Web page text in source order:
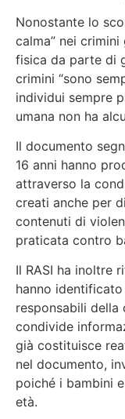
Nonostante lo
calma” nei
fisica da parte di
crimini “sono
individui sempre
umana non ha
Il documento
16 anni hanno
attraverso la
creati anche per
contenuti di
praticata contro
Il RASI ha inoltre
hanno
responsabili
condivide
già costituisce
nel documento,
poiché i bambini
età.